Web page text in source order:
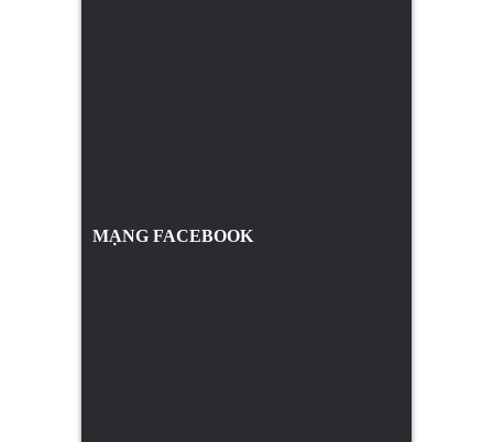
MẠNG FACEBOOK